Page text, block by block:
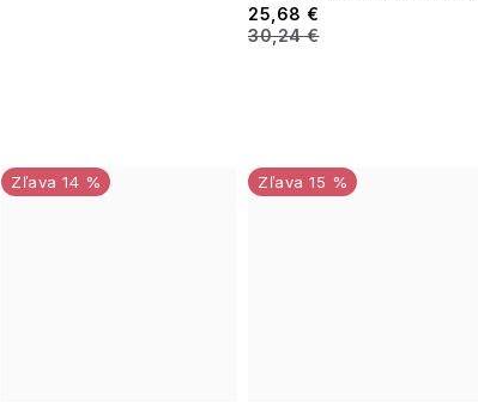
25,68 €
30,24 €
14 % 15 %